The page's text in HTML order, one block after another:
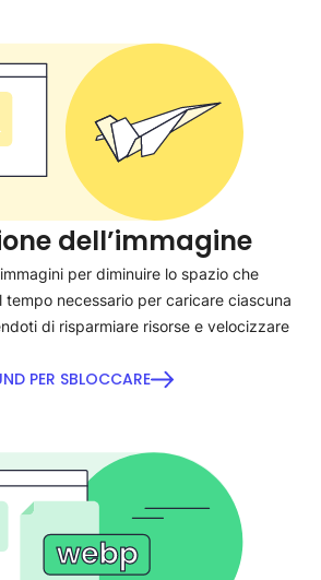
dell’immagine
per diminuire lo spazio che
necessario per caricare ciascuna
di risparmiare risorse e velocizzare
PER SBLOCCARE